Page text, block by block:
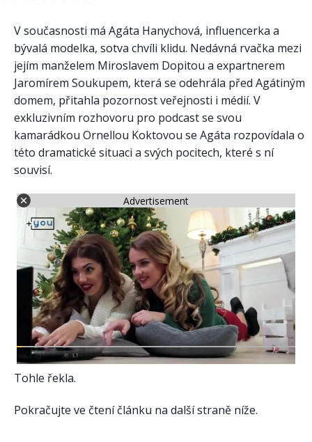
V současnosti má Agáta Hanychová, influencerka a
bývalá modelka, sotva chvíli klidu. Nedávná rvačka mezi
jejím manželem Miroslavem Dopitou a expartnerem
Jaromírem Soukupem, která se odehrála před Agátiným
domem, přitahla pozornost veřejnosti i médií. V
exkluzivním rozhovoru pro podcast se svou
kamarádkou Ornellou Koktovou se Agáta rozpovídala o
této dramatické situaci a svých pocitech, které s ní
souvisí.
Advertisement
Tohle řekla.
Pokračujte ve čtení článku na další straně níže.